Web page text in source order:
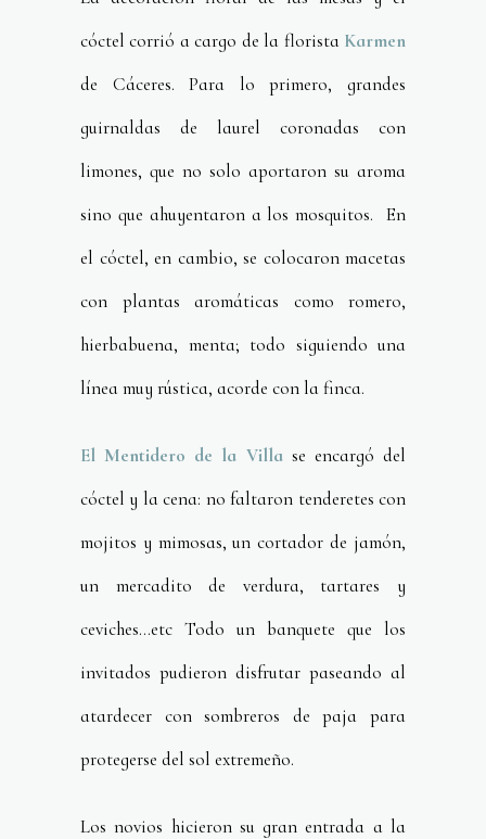
cóctel corrió a cargo de la florista Karmen
de Cáceres. Para lo primero, grandes
guirnaldas de laurel coronadas con
limones, que no solo aportaron su aroma
sino que ahuyentaron a los mosquitos. En
el cóctel, en cambio, se colocaron macetas
con plantas aromáticas como romero,
hierbabuena, menta; todo siguiendo una
línea muy rústica, acorde con la finca.
El Mentidero de la Villase encargó del
cóctel y la cena: no faltaron tenderetes con
mojitos y mimosas, un cortador de jamón,
un mercadito de verdura, tartares y
ceviches…etc Todo un banquete que los
invitados pudieron disfrutar paseando al
atardecer con sombreros de paja para
protegerse del sol extremeño.
Los novios hicieron su gran entrada a la